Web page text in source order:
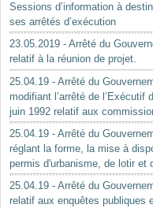
Sessions d’information à
ses arrêtés d’exécution
23.05.2019 - Arrêté du
relatif à la réunion de projet.
25.04.19 - Arrêté du
modifiant l’arrêté de
juin 1992 relatif aux
25.04.19 - Arrêté du
réglant la forme, la mise à
permis d'urbanisme, de lotir et
25.04.19 - Arrêté du
relatif aux enquêtes publiques